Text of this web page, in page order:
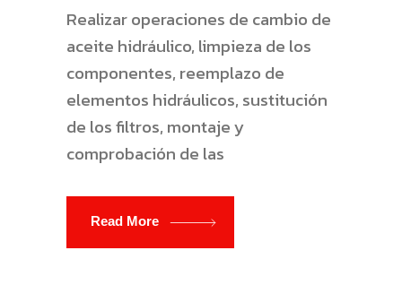
Realizar operaciones de cambio de
aceite hidráulico, limpieza de los
componentes, reemplazo de
elementos hidráulicos, sustitución
de los filtros, montaje y
comprobación de las
Read More